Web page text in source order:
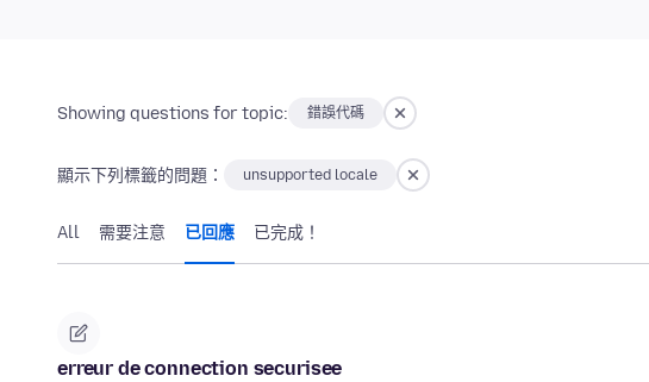
Showing questions for topic: 錯誤代碼
顯示下列標籤的問題： unsupported locale
All 需要注意 已回應 已完成！
erreur de connection securisee